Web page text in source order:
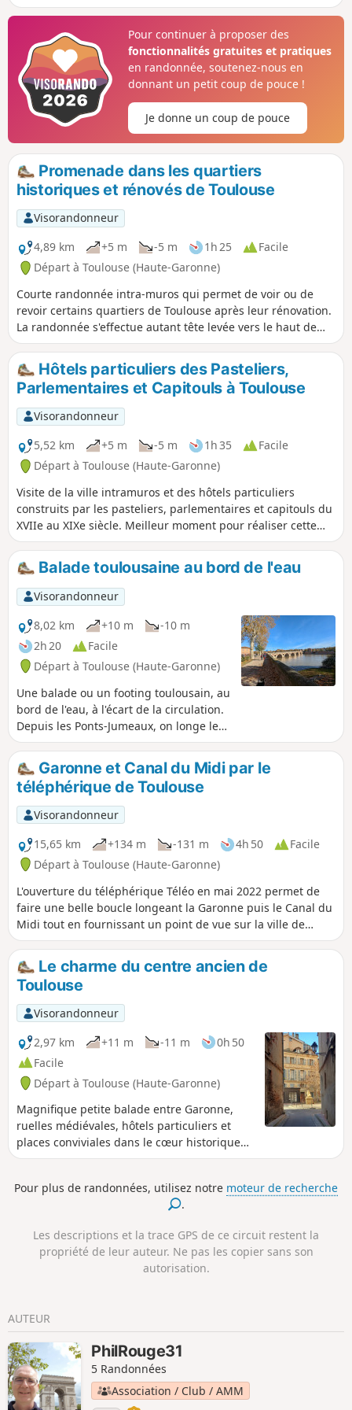
ruelles médiévales et des musées. Cette visite touristique
en fonction des potentielles visites et arrêts effectués.
Pour continuer à proposer des
fonctionnalités gratuites et pratiques
en randonnée, soutenez-nous en
donnant un petit coup de pouce !
Je donne un coup de pouce
Promenade dans les quartiers
historiques et rénovés de Toulouse
Visorandonneur
4,89 km
+5 m -5 m 1h 25
Facile
Départ à Toulouse (Haute-Garonne)
Courte randonnée intra-muros qui permet de voir ou de
revoir certains quartiers de Toulouse après leur rénovation.
La randonnée s'effectue autant tête levée vers le haut de
bâtiments rencontrés, qu'en regardant au niveau du sol, les
rues étant soit entièrement piétonnes ou partagées.
Nombreux monuments, immeubles des siècles derniers,
cours intérieures, à voir si l'entrée est autorisée. Les visites
des monuments peuvent rallonger considérablement le
temps de parcours.
Hôtels particuliers des Pasteliers,
Parlementaires et Capitouls à Toulouse
Visorandonneur
5,52 km
+5 m -5 m 1h 35
Facile
Départ à Toulouse (Haute-Garonne)
Visite de la ville intramuros et des hôtels particuliers
construits par les pasteliers, parlementaires et capitouls du
XVIIe au XIXe siècle. Meilleur moment pour réaliser cette
promenade, le matin entre 9 et 12 heures en semaine. La
ville y est vivante, en effervescence. Certains portails des
Hôtels sont ouverts. Dans les petites rue du centre, il faudra
bien lever la tête pour apercevoir le haut des Tours. Plaques
de rues existantes.
Balade toulousaine au bord de l'eau
Visorandonneur
8,02 km
+10 m
-10 m
2h 20
Facile
Départ à Toulouse (Haute-Garonne)
Une balade ou un footing toulousain, au
bord de l'eau, à l'écart de la circulation.
Depuis les Ponts-Jumeaux, on longe les
berges du Canal de Brienne pour
arriver aux bords de Garonne. Au cœur
de Toulouse, on découvre une belle vue
sur le Bazacle, le dôme de l'hôpital La
Grave. On passe sous le Pont Neuf, on
emprunte le Pont Saint-Michel pour
rejoindre la Prairie des Filtres. Au retour,
on longe les anciens remparts de la ville
dans le Jardin Raymond VI.
Garonne et Canal du Midi par le
téléphérique de Toulouse
Visorandonneur
15,65 km
+134 m -131 m 4h 50
Facile
Départ à Toulouse (Haute-Garonne)
L'ouverture du téléphérique Téléo en mai 2022 permet de
faire une belle boucle longeant la Garonne puis le Canal du
Midi tout en fournissant un point de vue sur la ville de
Toulouse et les Pyrénées. Toute la première partie, de (1) à
(5), est en plein soleil le matin. La ligne de métro B, pour
des départ alternatifs, désert les répères (4) et (8). Notez
que l'utilisation du téléphérique introduit un biais dans la
fiche technique de Visorando : le dénivelé est très faible et
la randonnée ne fait que 12 km environ pour une durée à
pied de 2h30 à 3h.
Le charme du centre ancien de
Toulouse
Visorandonneur
2,97 km
+11 m -11 m
0h 50
Facile
Départ à Toulouse (Haute-Garonne)
Magnifique petite balade entre Garonne,
ruelles médiévales, hôtels particuliers et
places conviviales dans le cœur historique
de la ville rose. Une courte visite touristique
Capitole, Carmes et Saint-Étienne. En boucle
à partir de la station de métro François
Pour plus de randonnées, utilisez notre moteur de recherche
.
Les descriptions et la trace GPS de ce circuit restent la
propriété de leur auteur. Ne pas les copier sans son
autorisation.
AUTEUR
PhilRouge31
5 Randonnées
Association / Club / AMM